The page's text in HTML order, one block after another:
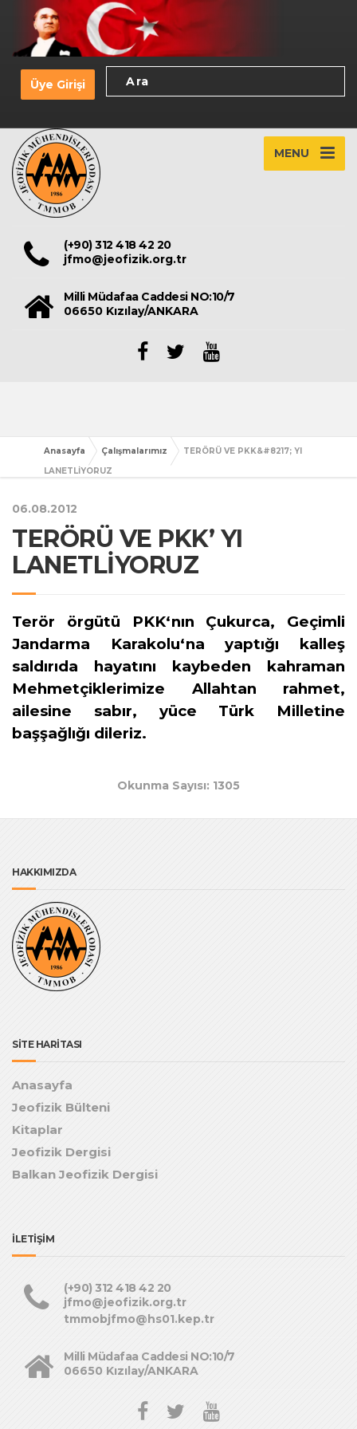
Üye Girişi
MENU
(+90) 312 418 42 20
jfmo@jeofizik.org.tr
Milli Müdafaa Caddesi NO:10/7
06650 Kızılay/ANKARA
Anasayfa Çalışmalarımız
TERÖRÜ VE PKK&#8217; YI
LANETLİYORUZ
06.08.2012
TERÖRÜ VE PKK’ YI
LANETLİYORUZ
Terör örgütü PKK‘nın Çukurca, Geçimli
Jandarma Karakolu‘na yaptığı kalleş
saldırıda hayatını kaybeden kahraman
Mehmetçiklerimize Allahtan rahmet,
ailesine sabır, yüce Türk Milletine
başşağlığı dileriz.
Okunma Sayısı: 1305
HAKKIMIZDA
SİTE HARİTASI
Anasayfa
Jeofizik Bülteni
Kitaplar
Jeofizik Dergisi
Balkan Jeofizik Dergisi
İLETİŞİM
(+90) 312 418 42 20
jfmo@jeofizik.org.tr
tmmobjfmo@hs01.kep.tr
Milli Müdafaa Caddesi NO:10/7
06650 Kızılay/ANKARA